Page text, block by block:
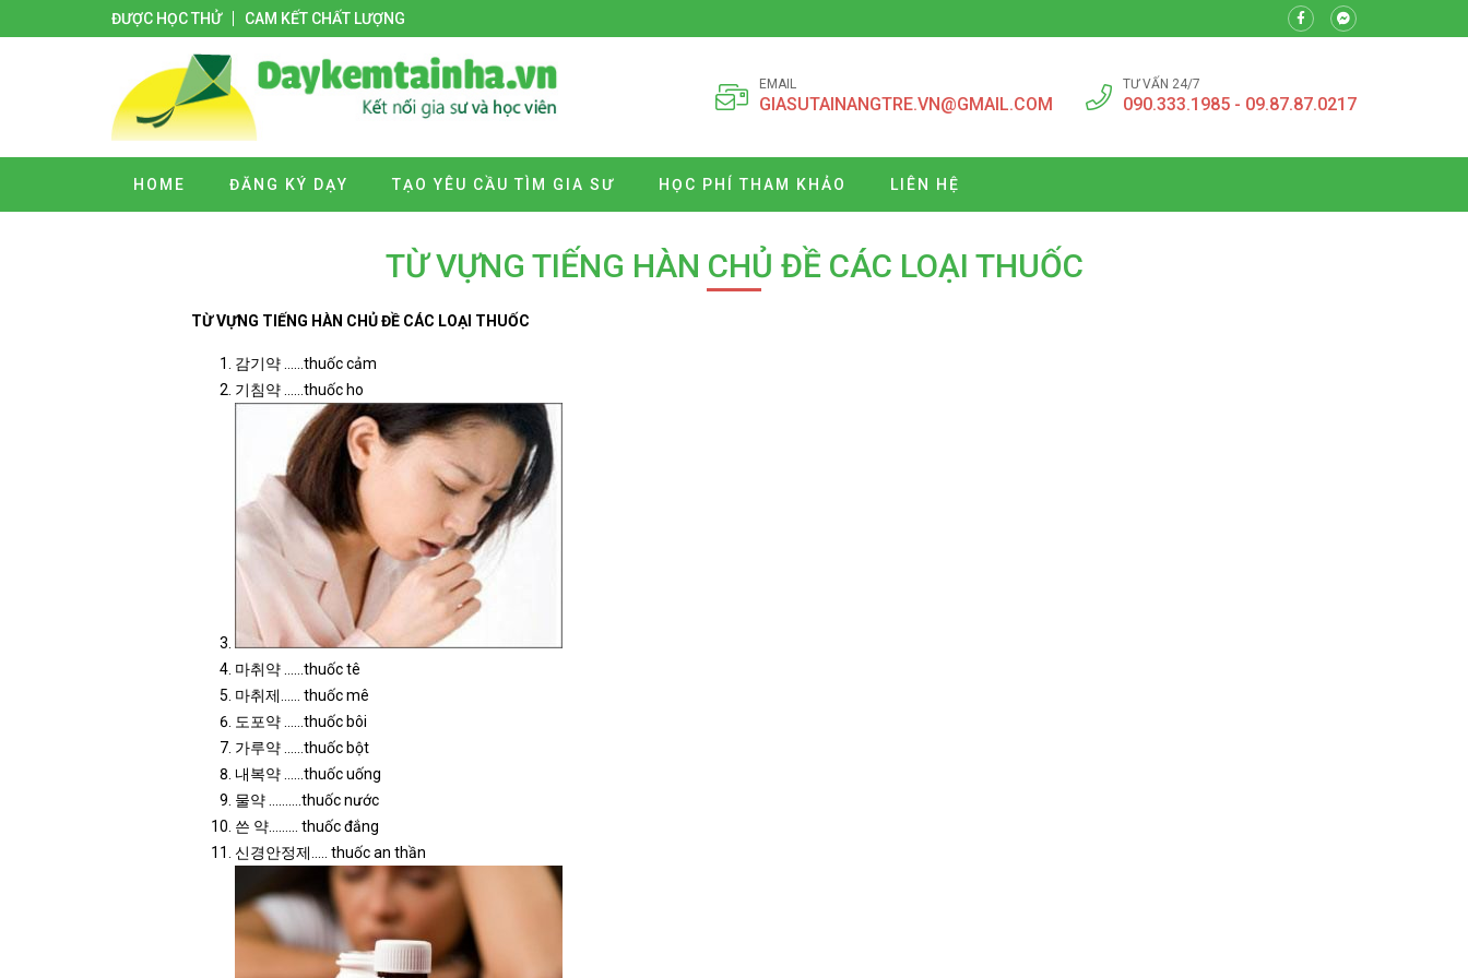
ĐƯỢC HỌC THỬ CAM KẾT CHẤT LƯỢNG
EMAIL
GIASUTAINANGTRE.VN@GMAIL.COM
TƯ VẤN 24/7
090.333.1985 - 09.87.87.0217
HOME ĐĂNG KÝ DẠY TẠO YÊU CẦU TÌM GIA SƯ HỌC PHÍ THAM KHẢO LIÊN HỆ
TỪ VỰNG TIẾNG HÀN CHỦ ĐỀ CÁC LOẠI THUỐC
TỪVỰNG TI ẾNG HÀN CHỦ ĐỀ CÁC LOẠI THUỐC
감기약 ……thuốc cảm
기침약 ……thuốc ho
마취약 ……thuốc tê
마취제…… thuốc mê
도포약 ……thuốc bôi
가루약 ……thuốc bột
내복약 ……thuốc uống
물약 ……….thuốc nước
쓴 약……… thuốc đắng
신경안정제….. thuốc an thần